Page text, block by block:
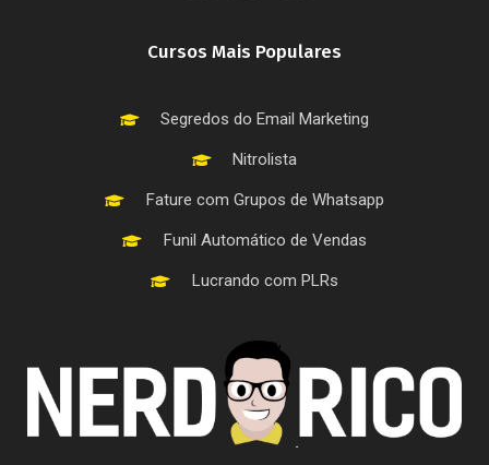
Cursos Mais Populares
Segredos do Email Marketing
Nitrolista
Fature com Grupos de Whatsapp
Funil Automático de Vendas
Lucrando com PLRs